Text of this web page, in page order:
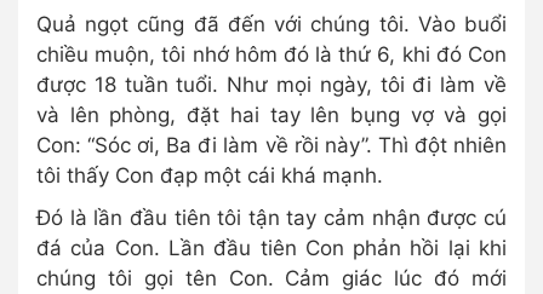
Quả ngọt cũng đã đến với chúng tôi. Vào buổi
chiều muộn, tôi nhớ hôm đó là thứ 6, khi đó Con
được 18 tuần tuổi. Như mọi ngày, tôi đi làm về
và lên phòng, đặt hai tay lên bụng vợ và gọi
Con: “Sóc ơi, Ba đi làm về rồi này”. Thì đột nhiên
tôi thấy Con đạp một cái khá mạnh.
Đó là lần đầu tiên tôi tận tay cảm nhận được cú
đá của Con. Lần đầu tiên Con phản hồi lại khi
chúng tôi gọi tên Con. Cảm giác lúc đó mới